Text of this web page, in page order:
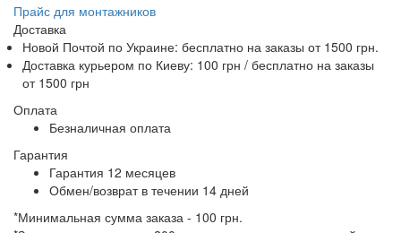
Прайс для монтажников
Доставка
Новой Почтой по Украине: бесплатно на заказы от 1500 грн.
Доставка курьером по Киеву: 100 грн / бесплатно на заказы
от 1500 грн
Оплата
Безналичная оплата
Гарантия
Гарантия 12 месяцев
Обмен/возврат в течении 14 дней
*Минимальная сумма заказа - 100 грн.